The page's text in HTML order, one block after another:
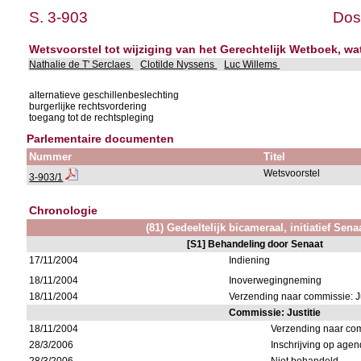
S. 3-903
Wetsvoorstel tot wijziging van het Gerechtelijk Wetboek,
Nathalie de T' Serclaes Clotilde Nyssens Luc Willems
alternatieve geschillenbeslechting
burgerlijke rechtsvordering
toegang tot de rechtspleging
Parlementaire documenten
Nummer Titel
3-903/1 Wetsvoorstel
Chronologie
(81) Gedeeltelijk bicameraal, initiatief
[S1] Behandeling door Senaat
17/11/2004
Indiening
18/11/2004
Inoverwegingneming
18/11/2004
Verzending naar commissie:
Commissie: Justitie
18/11/2004
Verzending naar
28/3/2006
Inschrijving op